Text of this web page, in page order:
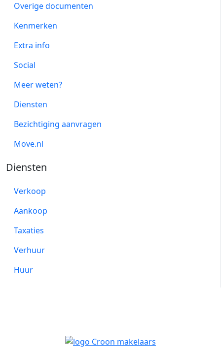
Overige documenten
Kenmerken
Extra info
Social
Meer weten?
Diensten
Bezichtiging aanvragen
Move.nl
Diensten
Verkoop
Aankoop
Taxaties
Verhuur
Huur